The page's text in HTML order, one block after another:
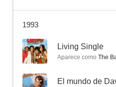
Llamad a cualquier puerta
1993
-- Living Single
Aparece como The
-- El mundo de